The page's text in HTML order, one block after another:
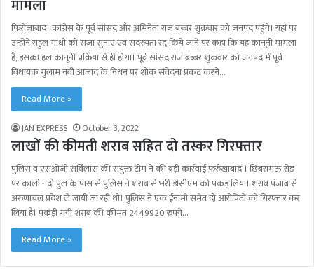
मामला
फिरोजाबाद। कांग्रेस के पूर्व सांसद और अभिनेता राज बब्बर शुक्रवार को जनपद पहुंचे। यहां पर
उन्होंने राहुल गांधी को सजा सुनाए एवं सदस्यता रद्द किये जाने पर कहा कि यह कानूनी मामला
है, इसका हल कानूनी प्रक्रिया से ही होगा। पूर्व सांसद राज बब्बर शुक्रवार को जनपद में पूर्व
विधायक गुलाम नवी आजाद के निधन पर शोक संवेदना प्रकट करने…
Read More »
JAN EXPRESS October 3, 2022
लाखों की कीमती शराब सहित दो तस्कर गिरफ्तार
पुलिस व एसओजी सर्विलांस की संयुक्त टीम ने की बड़ी कार्रवाई फर्रुखाबाद । छिबरामऊ रोड
पर काली नदी पुल के पास से पुलिस ने शराब से भरी डीसीएम को पकड़ लिया। शराब पंजाब से
अरुणाचल प्रदेश ले जायी जा रही थी। पुलिस ने एक ईनामी समेत दो आरोपितों को गिरफ्तार कर
लिया है। पकड़ी गयी शराब की कीमत 2449920 रुपये…
Read More »